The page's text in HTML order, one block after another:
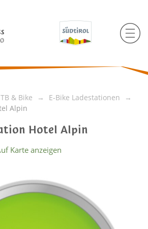
& Bike
E-Bike Ladestationen
Alpin
Hotel Alpin
Karte anzeigen